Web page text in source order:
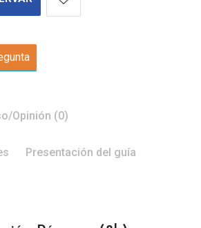
Opinión (0)
Presentación del guía